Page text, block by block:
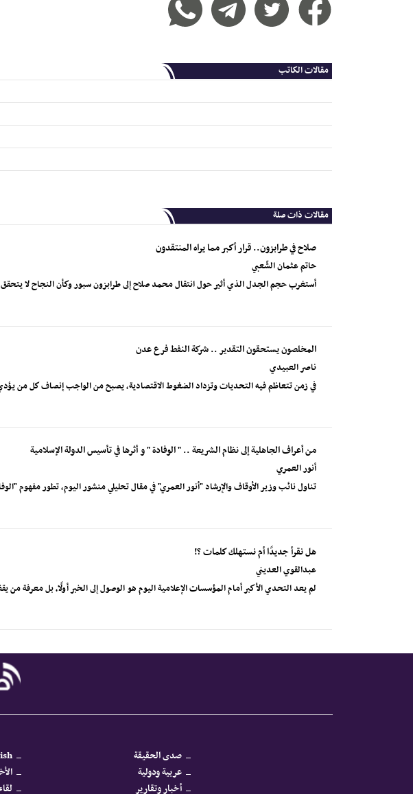
مقالات الكاتب
مقالات ذات صلة
صلاح في طرابزون.. قرار أكبر مما يراه المنتقدون
حاتم عثمان الشّعبي
أستغرب حجم الجدل الذي أثير حول انتقال محمد صلاح إلى طرابزون سبور وكأن النجاح لا يتحقق
المخلصون يستحقون التقدير .. شركة النفط فرع عدن
ناصر العبيدي
في زمن تتعاظم فيه التحديات وتزداد الضغوط الاقتصادية، يصبح من الواجب إنصاف كل من
من أعراف الجاهلية إلى نظام الشريعة .. " الوفادة " و أثرها في تأسيس الدولة الإسلامية
أنور العمري
تناول نائب وزير الأوقاف والإرشاد "أنور العمري" في مقال تحليلي منشور اليوم، تطور مفهوم
هل نقرأ جديدًا أم نستهلك كلمات ؟!
عبدالقوي العديني
لم يعد التحدي الأكبر أمام المؤسسات الإعلامية اليوم هو الوصول إلى الخبر أولًا، بل معرفة من
صدى الحقيقة
عربية ودولية
أخبار وتقارير